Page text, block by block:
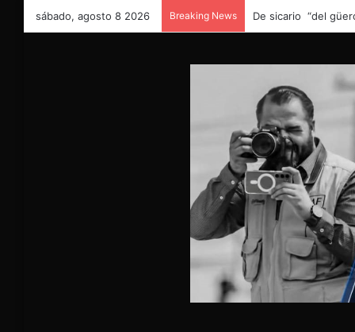
sábado, agosto 8 2026 Breaking News De sicario “del